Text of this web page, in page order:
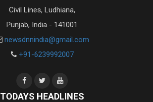
Civil Lines, Ludhiana,
Punjab, India - 141001
newsdnnindia@gmail.com
+91-6239992007
TODAYS HEADLINES